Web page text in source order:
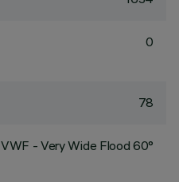
0
78
VWF - Very Wide Flood 60°